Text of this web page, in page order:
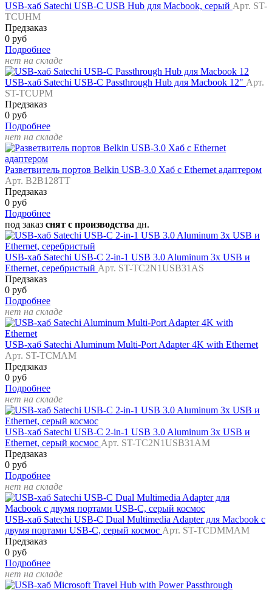
USB-хаб Satechi USB-C USB Hub для Macbook, серый Арт. ST-
TCUHM
Предзаказ
0 руб
Подробнее
нет на складе
USB-хаб Satechi USB-C Passthrough Hub для Macbook 12" Арт.
ST-TCUPM
Предзаказ
0 руб
Подробнее
нет на складе
Разветвитель портов Belkin USB-3.0 Хаб c Ethernet адаптером
Арт. B2B128TT
Предзаказ
0 руб
Подробнее
под заказ снят с производства дн.
USB-хаб Satechi USB-C 2-in-1 USB 3.0 Aluminum 3x USB и
Ethernet, серебристый Арт. ST-TC2N1USB31AS
Предзаказ
0 руб
Подробнее
нет на складе
USB-хаб Satechi Aluminum Multi-Port Adapter 4K with Ethernet
Арт. ST-TCMAM
Предзаказ
0 руб
Подробнее
нет на складе
USB-хаб Satechi USB-C 2-in-1 USB 3.0 Aluminum 3x USB и
Ethernet, серый космос Арт. ST-TC2N1USB31AM
Предзаказ
0 руб
Подробнее
нет на складе
USB-хаб Satechi USB-C Dual Multimedia Adapter для Macbook с
двумя портами USB-C, серый космос Арт. ST-TCDMMAM
Предзаказ
0 руб
Подробнее
нет на складе